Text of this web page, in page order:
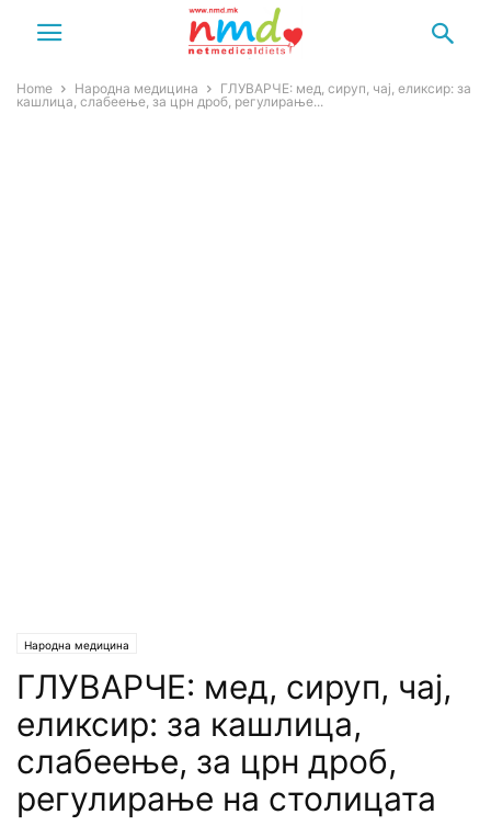
Home Народна медицина
ГЛУВАРЧЕ: мед, сируп, чај, еликсир: за
кашлица, слабеење, за црн дроб, регулирање...
Народна медицина
ГЛУВАРЧЕ: мед, сируп, чај,
еликсир: за кашлица,
слабеење, за црн дроб,
регулирање на столицата